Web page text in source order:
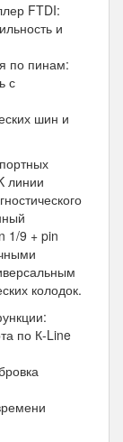
FTDI:
и
по пинам:
с
шин и
линии
1/9 + pin
колодок.
по К-Line